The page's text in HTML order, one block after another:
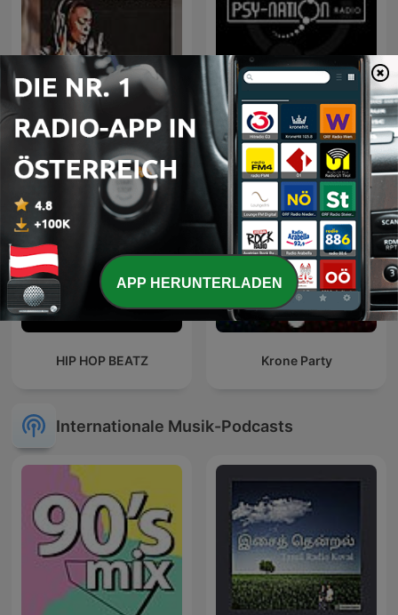
Non Stop R & B Classics Psy-Nation Radio
HIP HOP BEATZ Krone Party
Internationale Musik-Podcasts
APP HERUNTERLADEN